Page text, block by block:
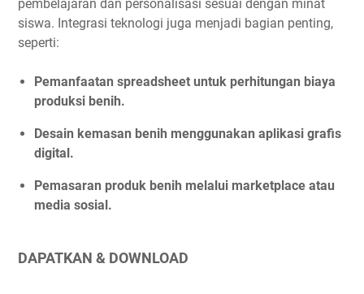
pembelajaran dan personalisasi sesuai dengan minat
siswa. Integrasi teknologi juga menjadi bagian penting,
seperti:
Pemanfaatan spreadsheet untuk perhitungan biaya
produksi benih.
Desain kemasan benih menggunakan aplikasi grafis
digital.
Pemasaran produk benih melalui marketplace atau
media sosial.
DAPATKAN & DOWNLOAD